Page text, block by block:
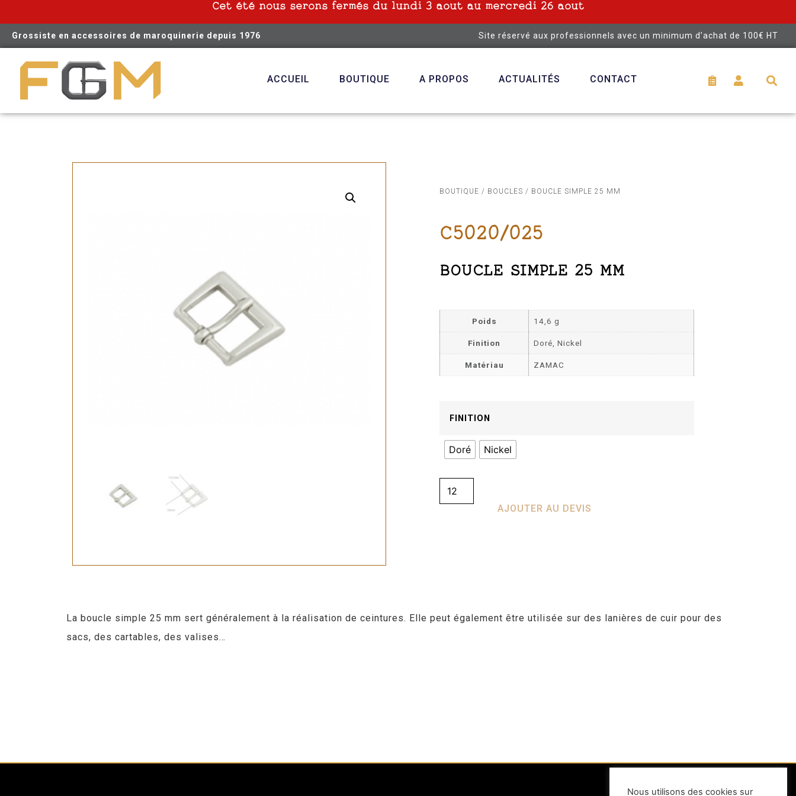
Cet été nous serons fermés du lundi 3 aout au mercredi 26 aout
Grossiste en accessoires de maroquinerie depuis 1976 Site réservé aux professionnels avec un minimum d’achat de 100€ HT
ACCUEIL BOUTIQUE A PROPOS ACTUALITÉS CONTACT
BOUTIQUE / BOUCLES / BOUCLE SIMPLE 25 MM
C5020/025
BOUCLE SIMPLE 25 MM
Poids 14,6 g
Finition Doré, Nickel
Matériau ZAMAC
FINITION
Doré Nickel
AJOUTER AU DEVIS
La boucle simple 25 mm sert généralement à la réalisation de ceintures. Elle peut également être utilisée sur des lanières de cuir pour des
sacs, des cartables, des valises…
Nous utilisons des cookies sur